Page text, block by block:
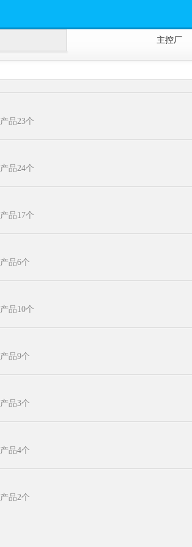
主控厂
产品23个
产品24个
产品17个
产品6个
产品10个
产品9个
产品3个
产品4个
产品2个